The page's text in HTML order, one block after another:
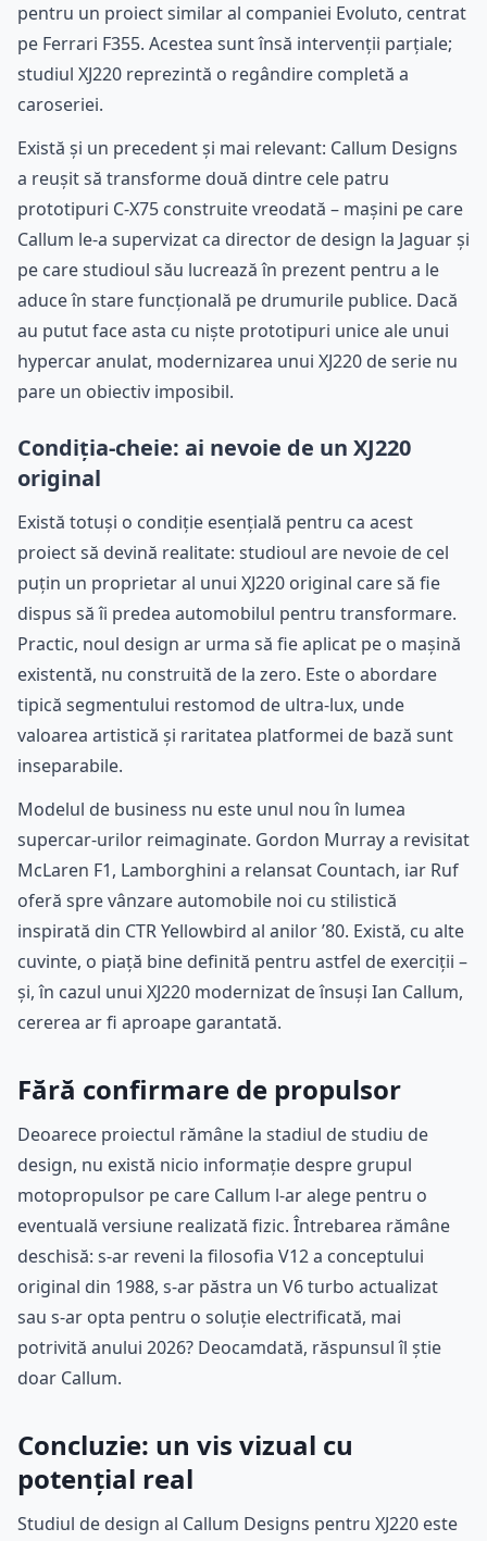
pentru un proiect similar al companiei Evoluto, centrat
pe Ferrari F355. Acestea sunt însă intervenții parțiale;
studiul XJ220 reprezintă o regândire completă a
caroseriei.
Există și un precedent și mai relevant: Callum Designs
a reușit să transforme două dintre cele patru
prototipuri C-X75 construite vreodată – mașini pe care
Callum le-a supervizat ca director de design la Jaguar și
pe care studioul său lucrează în prezent pentru a le
aduce în stare funcțională pe drumurile publice. Dacă
au putut face asta cu niște prototipuri unice ale unui
hypercar anulat, modernizarea unui XJ220 de serie nu
pare un obiectiv imposibil.
Condiția-cheie: ai nevoie de un XJ220
original
Există totuși o condiție esențială pentru ca acest
proiect să devină realitate: studioul are nevoie de cel
puțin un proprietar al unui XJ220 original care să fie
dispus să îi predea automobilul pentru transformare.
Practic, noul design ar urma să fie aplicat pe o mașină
existentă, nu construită de la zero. Este o abordare
tipică segmentului restomod de ultra-lux, unde
valoarea artistică și raritatea platformei de bază sunt
inseparabile.
Modelul de business nu este unul nou în lumea
supercar-urilor reimaginate. Gordon Murray a revisitat
McLaren F1, Lamborghini a relansat Countach, iar Ruf
oferă spre vânzare automobile noi cu stilistică
inspirată din CTR Yellowbird al anilor ’80. Există, cu alte
cuvinte, o piață bine definită pentru astfel de exerciții –
și, în cazul unui XJ220 modernizat de însuși Ian Callum,
cererea ar fi aproape garantată.
Fără confirmare de propulsor
Deoarece proiectul rămâne la stadiul de studiu de
design, nu există nicio informație despre grupul
motopropulsor pe care Callum l-ar alege pentru o
eventuală versiune realizată fizic. Întrebarea rămâne
deschisă: s-ar reveni la filosofia V12 a conceptului
original din 1988, s-ar păstra un V6 turbo actualizat
sau s-ar opta pentru o soluție electrificată, mai
potrivită anului 2026? Deocamdată, răspunsul îl știe
doar Callum.
Concluzie: un vis vizual cu
potențial real
Studiul de design al Callum Designs pentru XJ220 este